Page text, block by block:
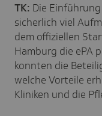
TK: Die
sicherlich viel
dem offiziellen
Hamburg die ePA
konnten die
welche Vorteile
Kliniken und die